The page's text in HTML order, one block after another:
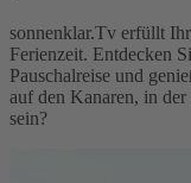
sonnenklar.Tv erfüllt
Ferienzeit. Entdecken
Pauschalreise und
auf den Kanaren, in
sein?